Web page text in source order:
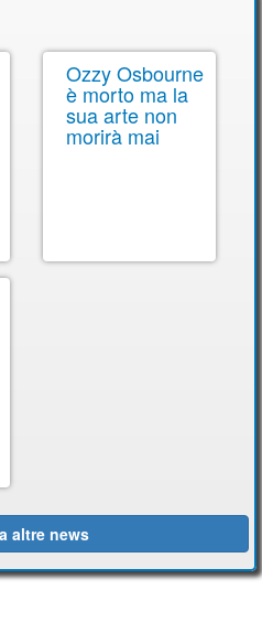
Ozzy Osbourne
è morto ma la
sua arte non
morirà mai
altre news